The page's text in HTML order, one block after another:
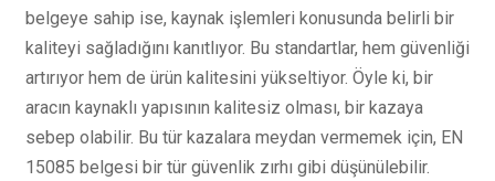
belgeye sahip ise, kaynak işlemleri konusunda belirli bir
kaliteyi sağladığını kanıtlıyor. Bu standartlar, hem güvenliği
artırıyor hem de ürün kalitesini yükseltiyor. Öyle ki, bir
aracın kaynaklı yapısının kalitesiz olması, bir kazaya
sebep olabilir. Bu tür kazalara meydan vermemek için, EN
15085 belgesi bir tür güvenlik zırhı gibi düşünülebilir.